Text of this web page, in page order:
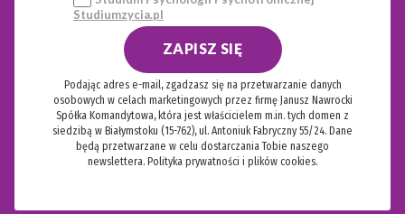
W jaki sposób Feng Shui może pomóc w
znalezieniu partnera lub poprawie relacji?
Manifestacja miłości zaczyna się od audytu sypialni i
usunięcia z niej pamiątek po byłych partnerach oraz
obrazów przedstawiających pojedyncze, samotne osoby.
Aby przyciągnąć nową relację, należy „zrobić miejsce” dla
drugiej osoby, na przykład poprzez postawienie dwóch
też aktywowanie Kierunku Relacji za pomocą parzystych
Studiumzycia.pl
ZAPISZ SIĘ
Podając adres e-mail, zgadzasz się na przetwarzanie danych
osobowych w celach marketingowych przez firmę Janusz Nawrocki
Spółka Komandytowa, która jest właścicielem m.in. tych domen z
siedzibą w Białymstoku (15-762), ul. Antoniuk Fabryczny 55/24. Dane
będą przetwarzane w celu dostarczania Tobie naszego
newslettera. Polityka prywatności i plików cookies.